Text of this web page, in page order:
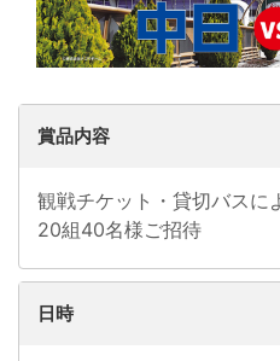
賞品内容
観戦チケット・貸切バス
20組40名様ご招待
日時